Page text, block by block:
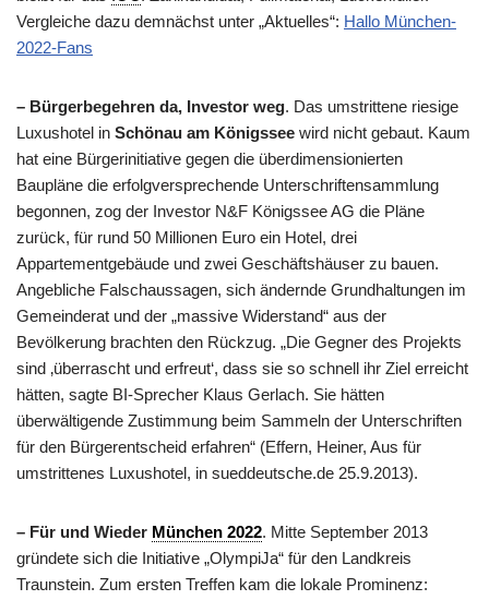
Vergleiche dazu demnächst unter „Aktuelles“: Hallo München-
2022-Fans
– Bürgerbegehren da, Investor weg. Das umstrittene riesige
Luxushotel in Schönau am Königssee wird nicht gebaut. Kaum
hat eine Bürgerinitiative gegen die überdimensionierten
Baupläne die erfolgversprechende Unterschriftensammlung
begonnen, zog der Investor N&F Königssee AG die Pläne
zurück, für rund 50 Millionen Euro ein Hotel, drei
Appartementgebäude und zwei Geschäftshäuser zu bauen.
Angebliche Falschaussagen, sich ändernde Grundhaltungen im
Gemeinderat und der „massive Widerstand“ aus der
Bevölkerung brachten den Rückzug. „Die Gegner des Projekts
sind ‚überrascht und erfreut‘, dass sie so schnell ihr Ziel erreicht
hätten, sagte BI-Sprecher Klaus Gerlach. Sie hätten
überwältigende Zustimmung beim Sammeln der Unterschriften
für den Bürgerentscheid erfahren“ (Effern, Heiner, Aus für
umstrittenes Luxushotel, in sueddeutsche.de 25.9.2013).
– Für und Wieder München 2022. Mitte September 2013
gründete sich die Initiative „OlympiJa“ für den Landkreis
Traunstein. Zum ersten Treffen kam die lokale Prominenz: